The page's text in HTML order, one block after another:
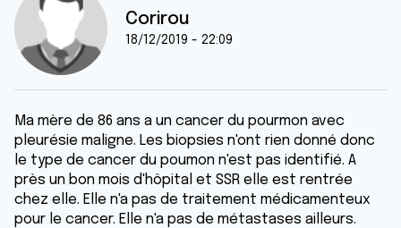
Corirou
18/12/2019 - 22:09
Ma mère de 86 ans a un cancer du pourmon avec
pleurésie maligne. Les biopsies n'ont rien donné donc
le type de cancer du poumon n'est pas identifié. A
près un bon mois d'hôpital et SSR elle est rentrée
chez elle. Elle n'a pas de traitement médicamenteux
pour le cancer. Elle n'a pas de métastases ailleurs.